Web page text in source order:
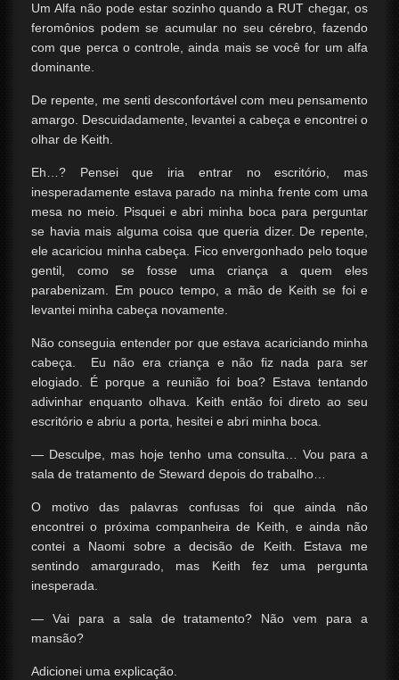
Um Alfa não pode estar sozinho quando a RUT chegar, os
feromônios podem se acumular no seu cérebro, fazendo
com que perca o controle, ainda mais se você for um alfa
dominante.
De repente, me senti desconfortável com meu pensamento
amargo. Descuidadamente, levantei a cabeça e encontrei o
olhar de Keith.
Eh…? Pensei que iria entrar no escritório, mas
inesperadamente estava parado na minha frente com uma
mesa no meio. Pisquei e abri minha boca para perguntar
se havia mais alguma coisa que queria dizer. De repente,
ele acariciou minha cabeça. Fico envergonhado pelo toque
gentil, como se fosse uma criança a quem eles
parabenizam. Em pouco tempo, a mão de Keith se foi e
levantei minha cabeça novamente.
Não conseguia entender por que estava acariciando minha
cabeça. Eu não era criança e não fiz nada para ser
elogiado. É porque a reunião foi boa? Estava tentando
adivinhar enquanto olhava. Keith então foi direto ao seu
escritório e abriu a porta, hesitei e abri minha boca.
— Desculpe, mas hoje tenho uma consulta… Vou para a
sala de tratamento de Steward depois do trabalho…
O motivo das palavras confusas foi que ainda não
encontrei o próxima companheira de Keith, e ainda não
contei a Naomi sobre a decisão de Keith. Estava me
sentindo amargurado, mas Keith fez uma pergunta
inesperada.
— Vai para a sala de tratamento? Não vem para a
mansão?
Adicionei uma explicação.